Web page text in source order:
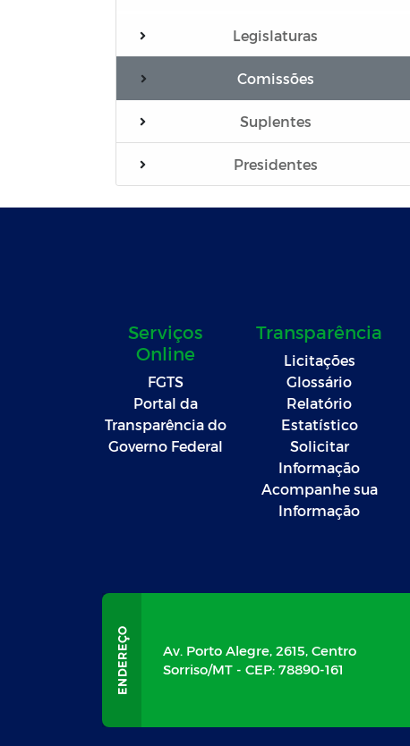
Legislaturas
Comissões
Suplentes
Presidentes
Serviços
Online
FGTS
Portal da
Transparência do
Governo Federal
Transparência
Licitações
Glossário
Relatório
Estatístico
Solicitar
Informação
Acompanhe sua
Informação
Av. Porto Alegre, 2615, Centro
Sorriso/MT - CEP: 78890-161